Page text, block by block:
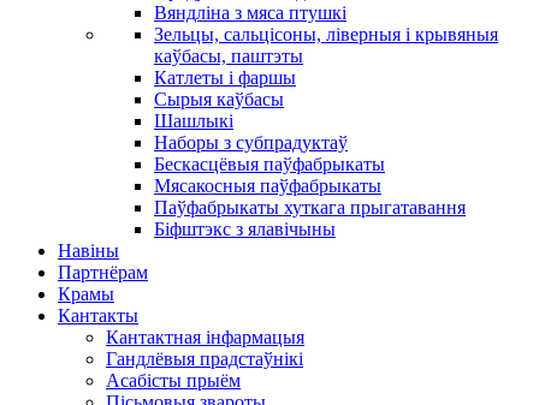
Вяндліна з мяса птушкі
Зельцы, сальцісоны, ліверныя і крывяныя
каўбасы, паштэты
Катлеты і фаршы
Сырыя каўбасы
Шашлыкі
Наборы з субпрадуктаў
Бескасцёвыя паўфабрыкаты
Мясакосныя паўфабрыкаты
Паўфабрыкаты хуткага прыгатавання
Біфштэкс з ялавічыны
Навіны
Партнёрам
Крамы
Кантакты
Кантактная інфармацыя
Гандлёвыя прадстаўнікі
Асабісты прыём